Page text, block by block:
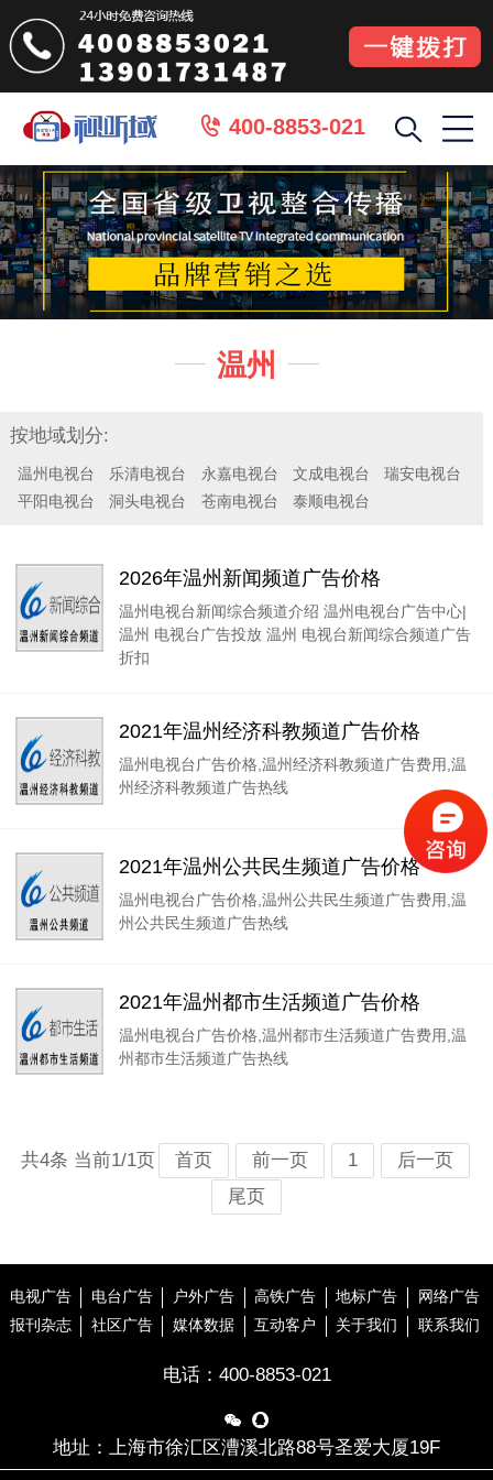
 400-8853-021
 温州 
按地域划分:
温州电视台 乐清电视台 永嘉电视台 文成电视台
瑞安电视台
平阳电视台
洞头电视台 苍南电视台 泰顺电视台
2026年温州新闻频道广告价格
温州电视台新闻综合频道介绍 温州电视台广告中心|
温州 电视台广告投放 温州 电视台新闻综合频道广告
折扣
2021年温州经济科教频道广告价格
温州电视台广告价格,温州经济科教频道广告费用,温
州经济科教频道广告热线
2021年温州公共民生频道广告价格
温州电视台广告价格,温州公共民生频道广告费用,温
州公共民生频道广告热线
2021年温州都市生活频道广告价格
温州电视台广告价格,温州都市生活频道广告费用,温
州都市生活频道广告热线
共4条 当前1/1页 首页 前一页 1
后一页
尾页
电视广告 电台广告 户外广告 高铁广告 地标广告
网络广告
报刊杂志
社区广告 媒体数据 互动客户 关于我们 联系我们
电话： 400-8853-021
 
地址：上海市徐汇区漕溪北路88号圣爱大厦19F